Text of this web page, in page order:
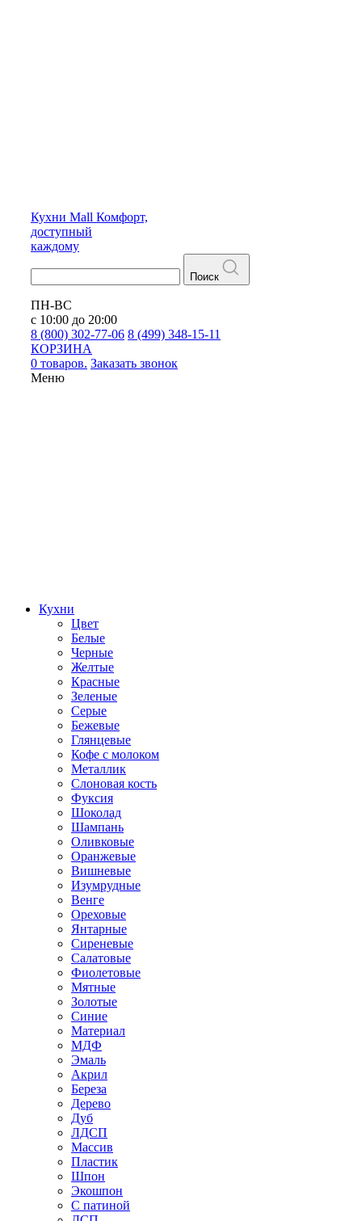
Кухни Mall Комфорт,
доступный
каждому
Поиск
ПН-ВС
с 10:00 до 20:00
8 (800) 302-77-06 8 (499) 348-15-11
КОРЗИНА
0 товаров. Заказать звонок
Меню
Кухни
Цвет
Белые
Черные
Желтые
Красные
Зеленые
Серые
Бежевые
Глянцевые
Кофе с молоком
Металлик
Слоновая кость
Фуксия
Шоколад
Шампань
Оливковые
Оранжевые
Вишневые
Изумрудные
Венге
Ореховые
Янтарные
Сиреневые
Салатовые
Фиолетовые
Мятные
Золотые
Синие
Материал
МДФ
Эмаль
Акрил
Береза
Дерево
Дуб
ЛДСП
Массив
Пластик
Шпон
Экошпон
С патиной